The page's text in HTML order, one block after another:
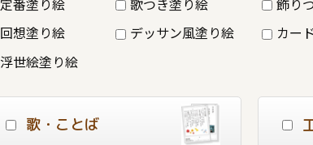
定番塗り絵
歌つき塗り絵
回想塗り絵
デッサン風塗り絵
浮世絵塗り絵
飾り
カード
歌・ことば